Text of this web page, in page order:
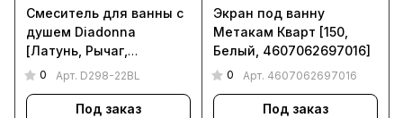
Смеситель для ванны с
душем Diadonna
[Латунь, Рычаг,
Квадратный, Чёрный,
0 Арт. D298-22BL
Под заказ
Экран под ванну
Метакам Кварт [150,
Белый, 4607062697016]
0 Арт. 4607062697016
Под заказ